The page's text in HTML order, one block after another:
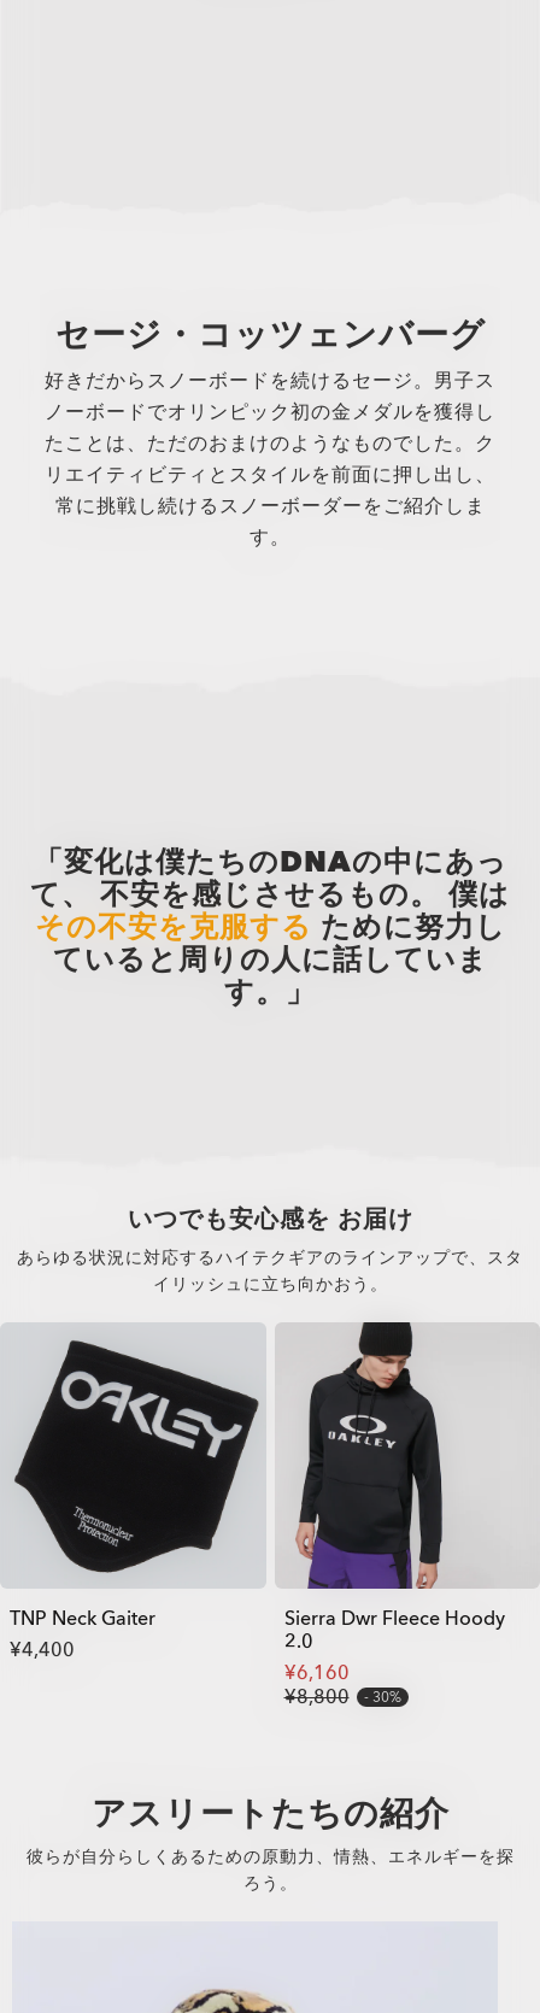
セージ・コッツェンバーグ
好きだからスノーボードを続けるセージ。男子ス
ノーボードでオリンピック初の金メダルを獲得し
たことは、ただのおまけのようなものでした。ク
リエイティビティとスタイルを前面に押し出し、
常に挑戦し続けるスノーボーダーをご紹介しま
す。
「変化は僕たちのDNAの中にあっ
て、
不安を感じさせるもの。
僕は
その不安を克服する ために努力し
ていると周りの人に話していま
す。」
いつでも安心感を お届け
あらゆる状況に対応するハイテクギアのラインアップで、スタ
イリッシュに立ち向かおう。
TNP Neck Gaiter
¥4,400
Sierra Dwr Fleece Hoody
2.0
¥6,160
¥8,800
30%
アスリートたちの紹介
彼らが自分らしくあるための原動力、情熱、エネルギーを探
ろう。